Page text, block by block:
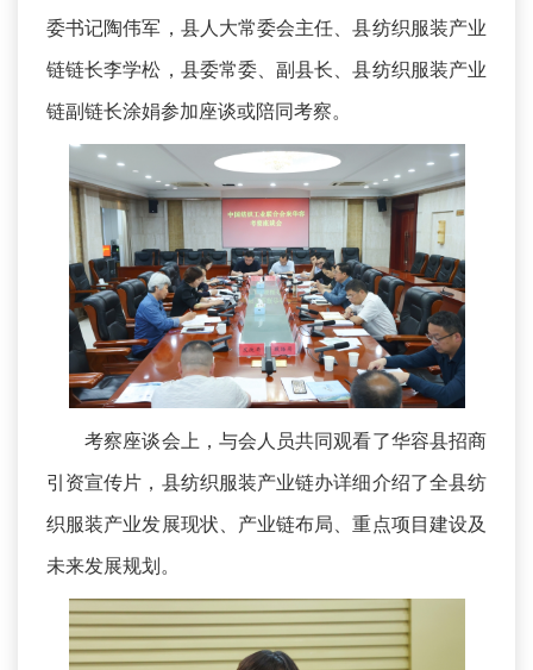
委书记陶伟军，县人大常委会主任、县纺织服装产业
链链长李学松，县委常委、副县长、县纺织服装产业
链副链长涂娟参加座谈或陪同考察。
考察座谈会上，与会人员共同观看了华容县招商
引资宣传片，县纺织服装产业链办详细介绍了全县纺
织服装产业发展现状、产业链布局、重点项目建设及
未来发展规划。